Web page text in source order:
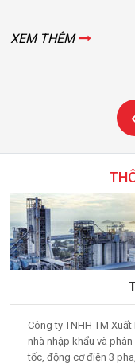
Công ty TNHH TM
nhà nhập khẩu và
tốc, động cơ điện 3
giảm...